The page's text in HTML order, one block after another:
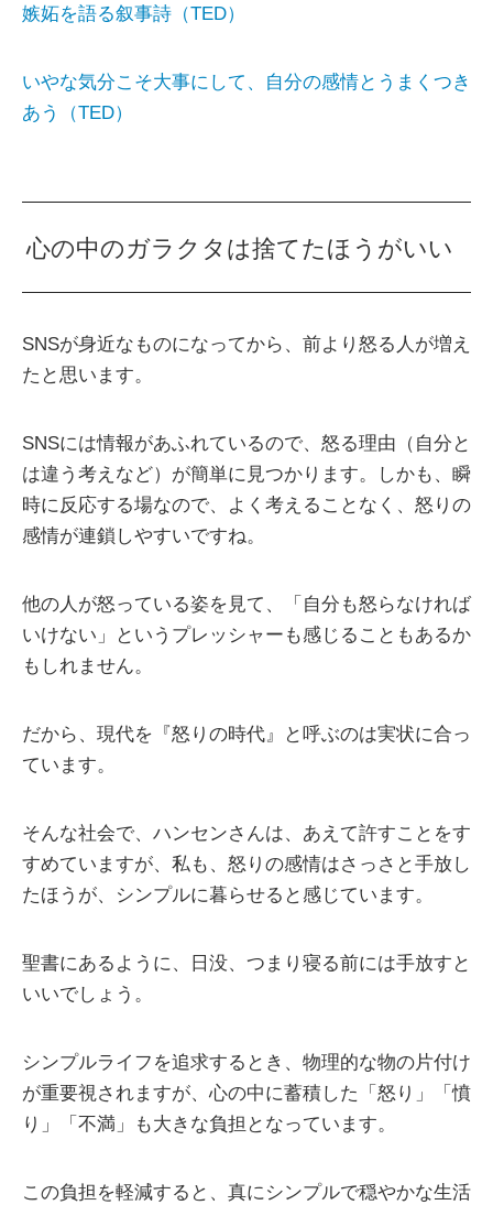
嫉妬を語る叙事詩（TED）
いやな気分こそ大事にして、自分の感情とうまくつき
あう（TED）
心の中のガラクタは捨てたほうがいい
SNSが身近なものになってから、前より怒る人が増え
たと思います。
SNSには情報があふれているので、怒る理由（自分と
は違う考えなど）が簡単に見つかります。しかも、瞬
時に反応する場なので、よく考えることなく、怒りの
感情が連鎖しやすいですね。
他の人が怒っている姿を見て、「自分も怒らなければ
いけない」というプレッシャーも感じることもあるか
もしれません。
だから、現代を『怒りの時代』と呼ぶのは実状に合っ
ています。
そんな社会で、ハンセンさんは、あえて許すことをす
すめていますが、私も、怒りの感情はさっさと手放し
たほうが、シンプルに暮らせると感じています。
聖書にあるように、日没、つまり寝る前には手放すと
いいでしょう。
シンプルライフを追求するとき、物理的な物の片付け
が重要視されますが、心の中に蓄積した「怒り」「憤
り」「不満」も大きな負担となっています。
この負担を軽減すると、真にシンプルで穏やかな生活